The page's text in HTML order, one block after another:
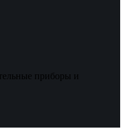
приборы и